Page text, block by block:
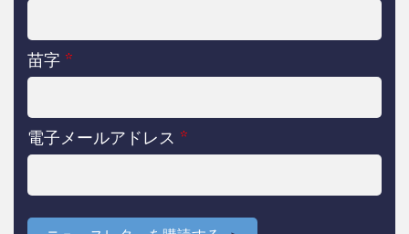
苗字 *
電子メールアドレス *